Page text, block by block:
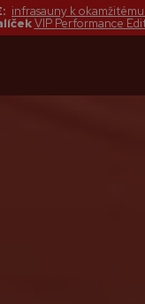
infrasauny k
VIP Performance